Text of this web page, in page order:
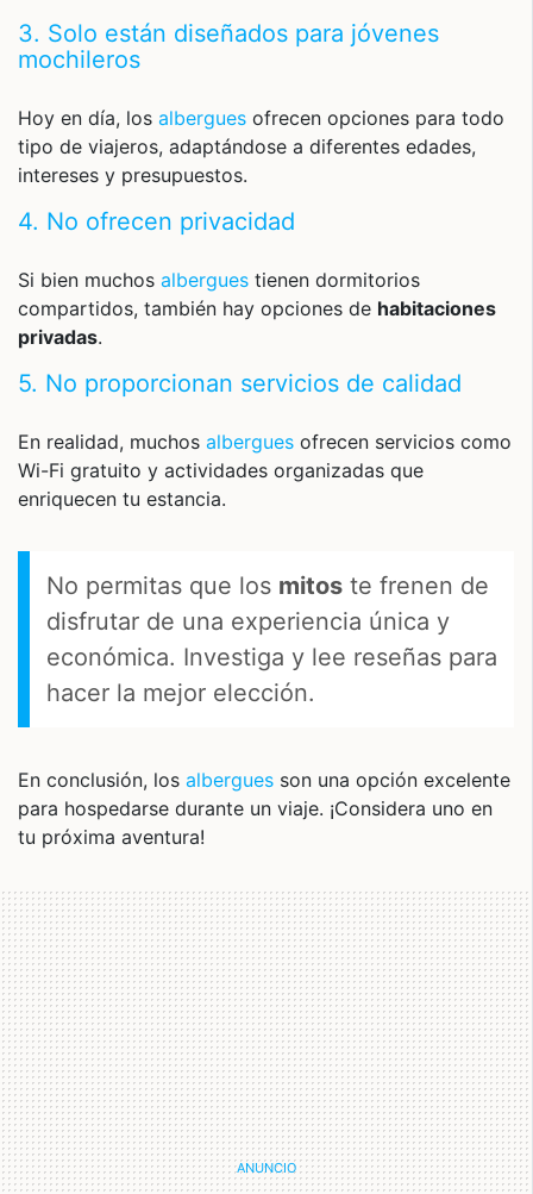
3. Solo están diseñados para jóvenes
mochileros
Hoy en día, los albergues ofrecen opciones para todo
tipo de viajeros, adaptándose a diferentes edades,
intereses y presupuestos.
4. No ofrecen privacidad
Si bien muchos albergues tienen dormitorios
compartidos, también hay opciones de habitaciones
privadas.
5. No proporcionan servicios de calidad
En realidad, muchos albergues ofrecen servicios como
Wi-Fi gratuito y actividades organizadas que
enriquecen tu estancia.
No permitas que los mitos te frenen de
disfrutar de una experiencia única y
económica. Investiga y lee reseñas para
hacer la mejor elección.
En conclusión, los albergues son una opción excelente
para hospedarse durante un viaje. ¡Considera uno en
tu próxima aventura!